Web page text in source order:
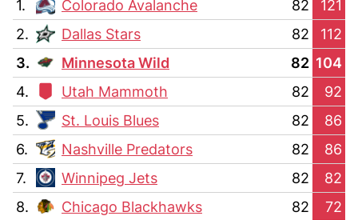
1.
Colorado Avalanche 82
121
2.
Dallas Stars 82
112
3.
Minnesota Wild 82 104
4.
Utah Mammoth 82
92
5.
St. Louis Blues 82
86
6.
Nashville Predators 82
86
7.
Winnipeg Jets 82
82
8.
Chicago Blackhawks 82 72